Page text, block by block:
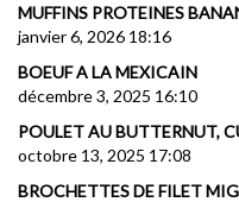
MUFFINS PROTEINES
janvier 6, 2026 18:16
BOEUF A LA MEXICAIN
décembre 3, 2025 16:10
POULET AU BUTTERNUT,
octobre 13, 2025 17:08
BROCHETTES DE FILET